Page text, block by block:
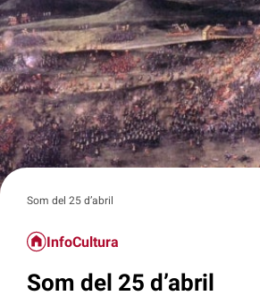
Som del 25 d’abril
InfoCultura
Som del 25 d’abril